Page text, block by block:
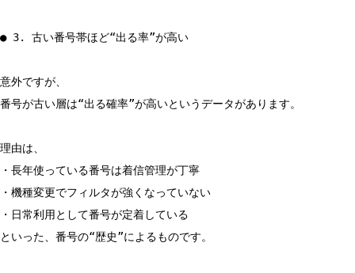
● 3. 古い番号帯ほど“出る率”が高い
意外ですが、
番号が古い層は“出る確率”が高いというデータがあります。
理由は、
・長年使っている番号は着信管理が丁寧
・機種変更でフィルタが強くなっていない
・日常利用として番号が定着している
といった、番号の“歴史”によるものです。